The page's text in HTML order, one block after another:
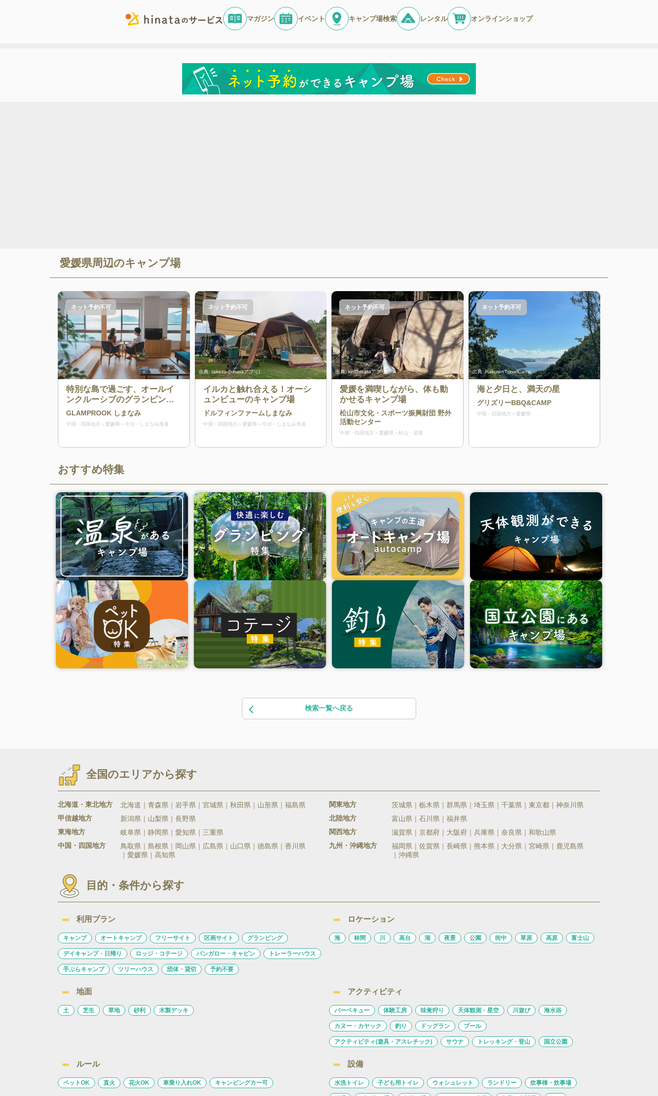
マガジン イベント キャンプ場検索 レンタル オンラインショップ
愛媛県周辺のキャンプ場
ネット予約不可
特別な島で過ごす、オールイ
ンクルーシブのグランピング
施設
GLAMPROOK しまなみ
中国・四国地方 愛媛県 今治・しまなみ海道
出典:takezo-(hinataアプリ)
ネット予約不可
イルカと触れ合える！オーシ
ュンビューのキャンプ場
ドルフィンファームしまなみ
中国・四国地方 愛媛県 今治・しまなみ海道
出典:kim(hinataアプリ)
ネット予約不可
愛媛を満喫しながら、体も動
かせるキャンプ場
松山市文化・スポーツ振興財団 野外
活動センター
中国・四国地方 愛媛県 松山・道後
出典:RakutenTravelCamp
ネット予約不可
海と夕日と、満天の星
グリズリーBBQ&CAMP
中国・四国地方 愛媛県
おすすめ特集
検索一覧へ戻る
全国のエリアから探す
北海道・東北地方 北海道 青森県 岩手県 宮城県 秋田県 山形県 福島県 関東地方 茨城県 栃木県 群馬県 埼玉県 千葉県 東京都
神奈川県
甲信越地方
新潟県 山梨県 長野県 北陸地方 富山県 石川県
福井県
東海地方
岐阜県 静岡県 愛知県 三重県 関西地方 滋賀県 京都府 大阪府 兵庫県 奈良県
和歌山県
中国・四国地方
鳥取県 島根県 岡山県 広島県 山口県 徳島県
香川県
愛媛県
高知県
九州・沖縄地方 福岡県 佐賀県 長崎県 熊本県 大分県 宮崎県
鹿児島県
沖縄県
目的・条件から探す
利用プラン
キャンプ オートキャンプ フリーサイト 区画サイト グランピング
デイキャンプ・日帰り ロッジ・コテージ バンガロー・キャビン トレーラーハウス
手ぶらキャンプ ツリーハウス 団体・貸切 予約不要
ロケーション
海 林間 川 高台 湖 夜景 公園 街中 草原 高原 富士山
地面
土 芝生 草地 砂利 木製デッキ
アクティビティ
バーベキュー 体験工房 味覚狩り 天体観測・星空 川遊び 海水浴
カヌー・カヤック 釣り ドッグラン プール
アクティビティ(遊具・アスレチック) サウナ トレッキング・登山 国立公園
ルール
ペットOK 直火 花火OK 車乗り入れOK キャンピングカー可
設備
水洗トイレ 子ども用トイレ ウォシュレット ランドリー 炊事棟・炊事場